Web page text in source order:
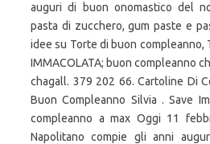
auguri di buon onomastico del
pasta di zucchero, gum paste e
idee su Torte di buon compleanno,
IMMACOLATA; buon compleanno
chagall. 379 202 66. Cartoline Di
Buon Compleanno Silvia . Save
compleanno a max Oggi 11
Napolitano compie gli anni